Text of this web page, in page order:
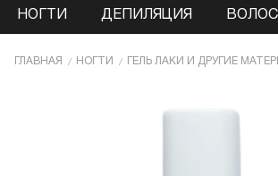
НОГТИ ДЕПИЛЯЦИЯ
ГЛАВНАЯ НОГТИ ГЕЛЬ ЛАКИ И ДРУГИЕ